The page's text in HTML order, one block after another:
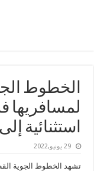
الخطوط
لمسافريها
استثنائية
29 يونيو,2022
تشهد الخطوط الجوية